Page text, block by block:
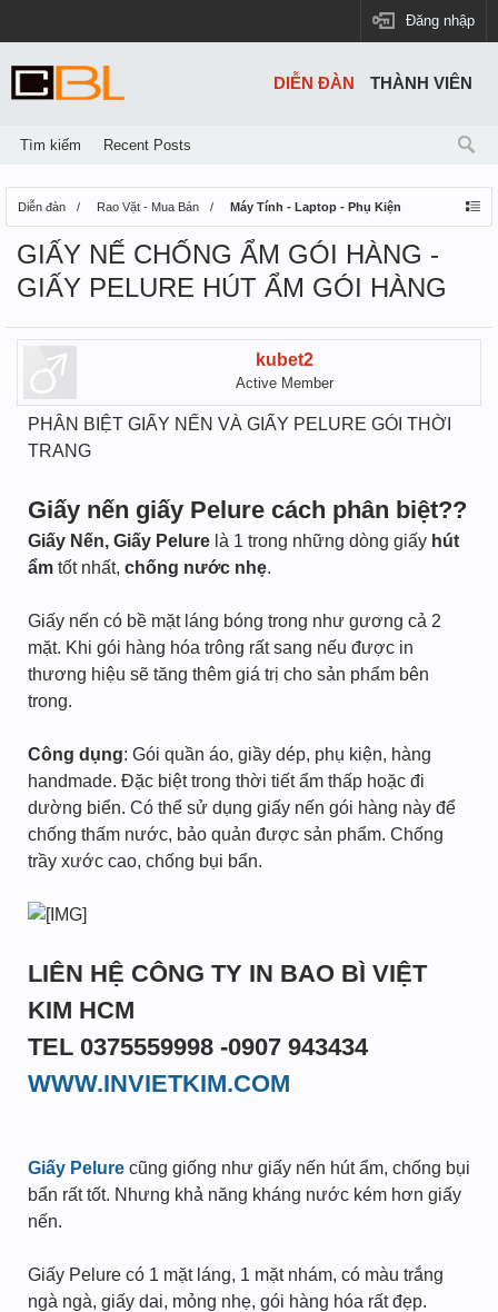
Đăng nhập
Diễn đàn Rao Vặt - Mua Bán Máy Tính - Laptop - Phụ Kiện
GIẤY NẾ CHỐNG ẨM GÓI HÀNG -
GIẤY PELURE HÚT ẨM GÓI HÀNG
kubet2
Active Member
PHÂN BIỆT GIẤY NẾN VÀ GIẤY PELURE GÓI THỜI
TRANG
Giấy nến giấy Pelure cách phân biệt??
Giấy Nến, Giấy Pelure là 1 trong những dòng giấy hút
ẩm tốt nhất, chống nước nhẹ.
Giấy nến có bề mặt láng bóng trong như gương cả 2
mặt. Khi gói hàng hóa trông rất sang nếu được in
thương hiệu sẽ tăng thêm giá trị cho sản phẩm bên
trong.
Công dụng: Gói quần áo, giầy dép, phụ kiện, hàng
handmade. Đặc biệt trong thời tiết ẩm thấp hoặc đi
dường biển. Có thể sử dụng giấy nến gói hàng này để
chống thấm nước, bảo quản được sản phẩm. Chống
trầy xước cao, chống bụi bẩn.
LIÊN HỆ CÔNG TY IN BAO BÌ VIỆT
KIM HCM
TEL 0375559998 -0907 943434
WWW.INVIETKIM.COM
Giấy Pelure cũng giống như giấy nến hút ẩm, chống bụi
bẩn rất tốt. Nhưng khả năng kháng nước kém hơn giấy
nến.
Giấy Pelure có 1 mặt láng, 1 mặt nhám, có màu trắng
ngà ngà, giấy dai, mỏng nhẹ, gói hàng hóa rất đẹp.
DIỄN ĐÀN
Tìm kiếm Recent Posts
THÀNH VIÊN